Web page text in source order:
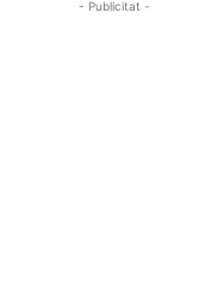
- Publicitat -